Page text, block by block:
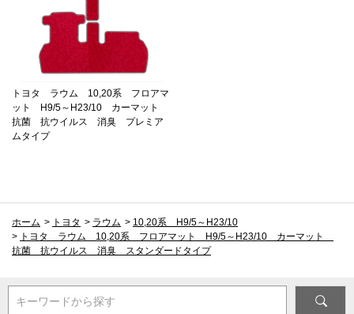
トヨタ ラウム 10,20系 フロアマ
ット H9/5～H23/10 カーマット
抗菌 抗ウイルス 消臭 プレミア
ムタイプ
ホーム > トヨタ > ラウム > 10,20系 H9/5～H23/10
> トヨタ ラウム 10,20系 フロアマット H9/5～H23/10 カーマット
抗菌 抗ウイルス 消臭 スタンダードタイプ
キーワードから探す